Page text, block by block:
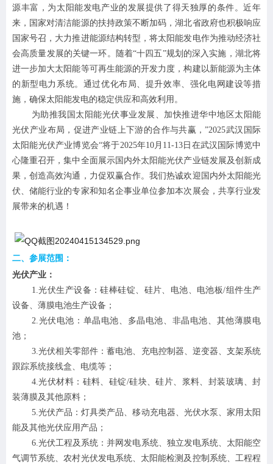
源丰富，为太阳能发电产业的发展提供了得天独厚的条件。近年
来，国家对清洁能源的扶持政策不断加码，湖北省政府也积极响应
国家号召，大力推进能源结构转型，将太阳能发电作为推动经济社
会高质量发展的关键一环‌。随着“十四五”规划的深入实施，湖北将
进一步加大太阳能等可再生能源的开发力度，构建以新能源为主体
的新型电力系统。通过优化布局、提升效率、强化电网建设等措
施，确保太阳能发电的稳定供应和高效利用。‌
为助推我国太阳能光伏事业发展、加快推进华中地区太阳能
光伏产业布局，促进产业链上下游的合作与共赢，”2025武汉国际
太阳能光伏产业博览会“将于2025年10月11-13日在武汉国际博览中
心隆重召开，集中全面展示国内外太阳能光伏产业链发展及创新成
果，创造高效沟通，力促双赢合作。我们热诚欢迎国内外太阳能光
伏、储能行业的专家和知名企事业单位参加本次展会，共享行业发
展带来的机遇！
二、参展范围：
光伏产业：
1.光伏生产设备：硅棒硅锭、硅片、电池、电池板/组件生产
设备、薄膜电池生产设备；
2.光伏电池：单晶电池、多晶电池、非晶电池、其他薄膜电
池；
3.光伏相关零部件：蓄电池、充电控制器、逆变器、支架系统
跟踪系统接线盒、电缆等；
4.光伏材料：硅料、硅锭/硅块、硅片、浆料、封装玻璃、封
装薄膜及其他原料；
5.光伏产品：灯具类产品、移动充电器、光伏水泵、家用太阳
能及其他光伏应用产品；
6.光伏工程及系统：并网发电系统、独立发电系统、太阳能空
气调节系统、农村光伏发电系统、太阳能检测及控制系统、工程程